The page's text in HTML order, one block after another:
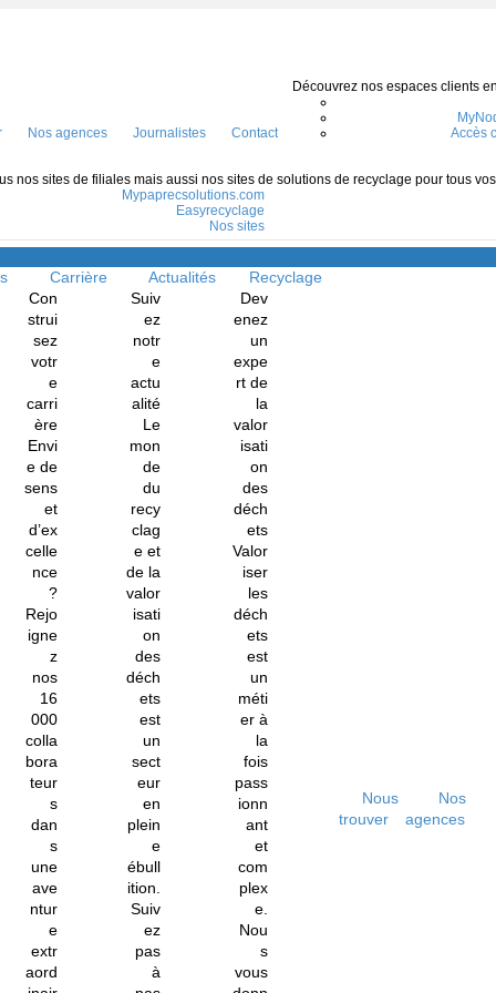
Nos agences Journalistes Contact
Découvrez nos espaces clients
Accès
nos sites de filiales mais aussi nos sites de solutions de recyclage pour tous
Mypaprecsolutions.com
Easyrecyclage
Nos sites
Menu
Carrière
Con
strui
sez
votr
e
carri
ère
Envi
e de
sens
et
d’ex
celle
nce
?
Rejo
igne
z
nos
16
000
colla
bora
teur
s
dan
s
une
ave
ntur
e
extr
aord
Actualités
Suiv
ez
notr
e
actu
alité
Le
mon
de
du
recy
clag
e et
de la
valor
isati
on
des
déch
ets
est
un
sect
eur
en
plein
e
ébull
ition.
Suiv
ez
pas
à
Recyclage
Dev
enez
un
expe
rt de
la
valor
isati
on
des
déch
ets
Valor
iser
les
déch
ets
est
un
méti
er à
la
fois
pass
ionn
ant
et
com
plex
e.
Nou
s
vous
Nous
trouver
Nos
agences